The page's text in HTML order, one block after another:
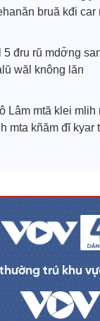
bruă kđi car
5 đru rŭ mdơ̆ng
wăl knông lăn
Lâm mtă klei
mta kñăm đĭ kyar
trú khu